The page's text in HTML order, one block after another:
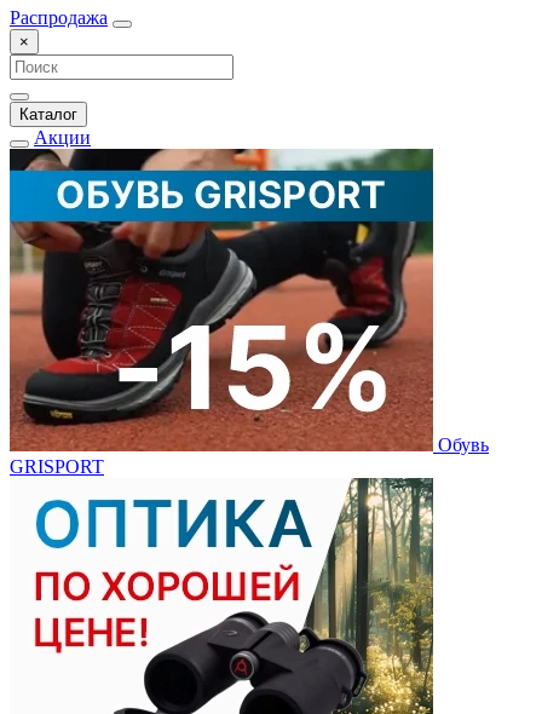
Распродажа
×
Каталог
Акции
Обувь
GRISPORT